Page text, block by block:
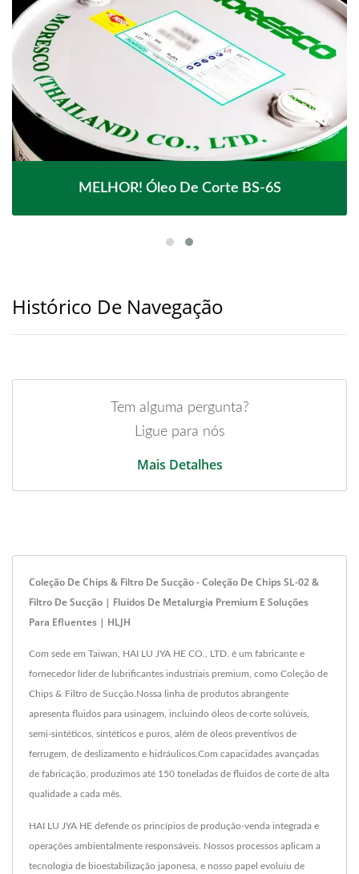
MELHOR! Óleo De Corte BS-6S
Histórico De Navegação
Tem alguma pergunta?
Ligue para nós
Mais Detalhes
Coleção De Chips & Filtro De Sucção - Coleção De Chips SL-02 &
Filtro De Sucção | Fluidos De Metalurgia Premium E Soluções
Para Efluentes | HLJH
Com sede em Taiwan, HAI LU JYA HE CO., LTD. é um fabricante e
fornecedor líder de lubrificantes industriais premium, como Coleção de
Chips & Filtro de Sucção.Nossa linha de produtos abrangente
apresenta fluidos para usinagem, incluindo óleos de corte solúveis,
semi-sintéticos, sintéticos e puros, além de óleos preventivos de
ferrugem, de deslizamento e hidráulicos.Com capacidades avançadas
de fabricação, produzimos até 150 toneladas de fluidos de corte de alta
qualidade a cada mês.
HAI LU JYA HE defende os princípios de produção-venda integrada e
operações ambientalmente responsáveis. Nossos processos aplicam a
tecnologia de bioestabilização japonesa, e nosso papel evoluiu de